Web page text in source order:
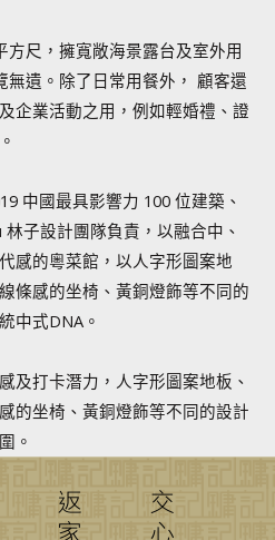
方尺，擁寬敞海景露台及室外用
無遺。除了日常用餐外， 顧客還
企業活動之用，例如輕婚禮、證
中國最具影響力 100 位建築、
子設計團隊負責，以融合中、
感的粵菜館，以人字形圖案地
條感的坐椅、黃銅燈飾等不同的
中式DNA。
及打卡潛力，人字形圖案地板、
的坐椅、黃銅燈飾等不同的設計
。